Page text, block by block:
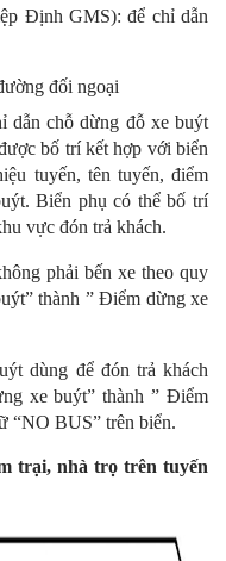
Định GMS): để chỉ dẫn
đối ngoại
dẫn chỗ dừng đỗ xe buýt
bố trí kết hợp với biển
tuyến, tên tuyến, điểm
Biển phụ có thể bố trí
vực đón trả khách.
phải bến xe theo quy
thành ” Điểm dừng xe
dùng để đón trả khách
xe buýt” thành ” Điểm
“NO BUS” trên biển.
trại, nhà trọ trên tuyến